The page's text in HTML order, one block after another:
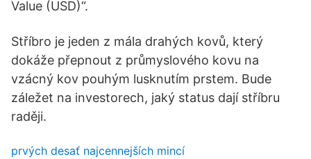
Value (USD)“.
Stříbro je jeden z mála drahých kovů, který
dokáže přepnout z průmyslového kovu na
vzácný kov pouhým lusknutím prstem. Bude
záležet na investorech, jaký status dají stříbru
raději.
prvých desať najcennejších mincí